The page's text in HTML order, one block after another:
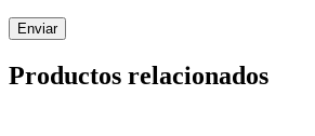
Enviar
Productos relacionados